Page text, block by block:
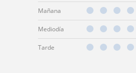
Mañana
Mediodía
Tarde